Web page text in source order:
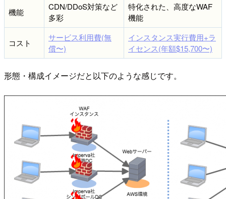
機能
CDN/DDoS対策など
多彩
特化された、高度なWAF
機能
コスト
サービス利用費(無
償〜)
インスタンス実行費用+ラ
イセンス(年額$15,700〜)
形態・構成イメージだと以下のような感じです。